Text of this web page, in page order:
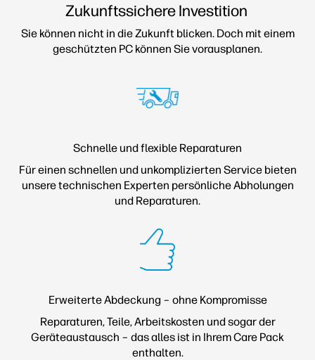
LeistungsumfangZukunftssichere Investition
Sie können nicht in die Zukunft blicken. Doch mit einem
geschützten PC können Sie vorausplanen.
Schnelle und flexible Reparaturen
Für einen schnellen und unkomplizierten Service bieten
unsere technischen Experten persönliche Abholungen
und Reparaturen.
Erweiterte Abdeckung – ohne Kompromisse
Reparaturen, Teile, Arbeitskosten und sogar der
Geräteaustausch – das alles ist in Ihrem Care Pack
enthalten.